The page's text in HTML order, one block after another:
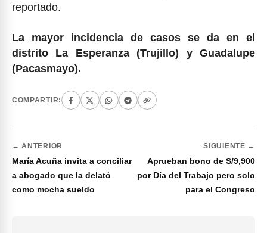
reportado.
La mayor incidencia de casos se da en el
distrito La Esperanza (Trujillo) y Guadalupe
(Pacasmayo).
COMPARTIR:
← ANTERIOR
María Acuña invita a conciliar
a abogado que la delató
como mocha sueldo
SIGUIENTE →
Aprueban bono de S/9,900
por Día del Trabajo pero solo
para el Congreso